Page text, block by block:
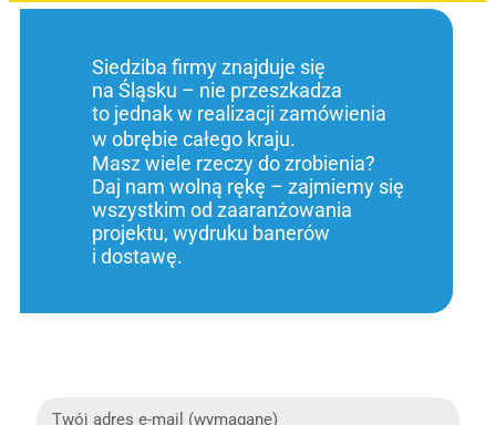
Siedziba firmy znajduje się
na Śląsku – nie przeszkadza
to jednak w realizacji zamówienia
w obrębie całego kraju.
Masz wiele rzeczy do zrobienia?
Daj nam wolną rękę – zajmiemy się
wszystkim od zaaranżowania
projektu, wydruku banerów
i dostawę.